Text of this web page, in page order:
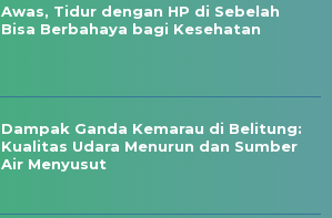
Awas, Tidur dengan HP di Sebelah
Bisa Berbahaya bagi Kesehatan
Dampak Ganda Kemarau di Belitung:
Kualitas Udara Menurun dan Sumber
Air Menyusut